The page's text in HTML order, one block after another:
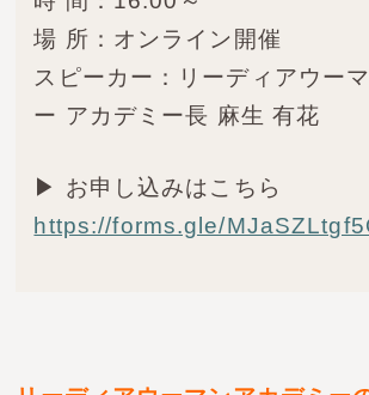
場 所：オンライン開催
スピーカー：リーディアウー
ー アカデミー長 麻生 有花
▶ お申し込みはこちら
https://forms.gle/